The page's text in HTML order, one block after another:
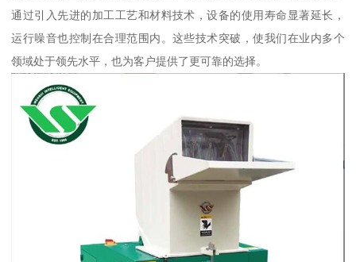
通过引入先进的加工工艺和材料技术，设备的使用寿命显著延长，
运行噪音也控制在合理范围内。这些技术突破，使我们在业内多个
领域处于领先水平，也为客户提供了更可靠的选择。